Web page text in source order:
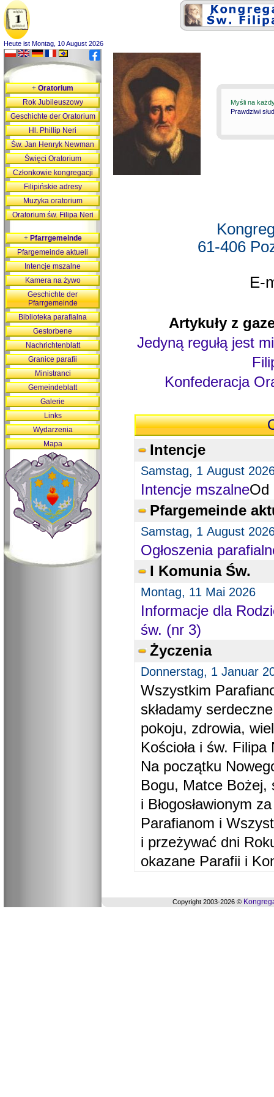
Heute ist Montag, 10 August 2026
Myśli na
Prawdziwi
61-406
E-
Artykuły z
Jedyną regułą jest
Konfederacja
Intencje
Samstag, 1 August
Intencje mszalneOd
Pfargemeinde
Samstag, 1 August
Ogłoszenia
I Komunia Św.
Montag, 11 Mai 2026
Informacje dla
św. (nr 3)
Życzenia
Donnerstag, 1 Januar
Wszystkim
składamy
pokoju, zdrowia,
Kościoła i św. Filipa
Na początku
Bogu, Matce Bożej,
i Błogosławionym
Parafianom i
i przeżywać dni
okazane Parafii i
+Oratorium
Rok Jubileuszowy
Geschichte der Oratorium
Hl. Phillip Neri
Św. Jan Henryk Newman
Święci Oratorium
Członkowie kongregacji
Filipińskie adresy
Muzyka oratorium
Oratorium św. Filipa Neri
+Pfarrgemeinde
Pfargemeinde aktuell
Intencje mszalne
Kamera na żywo
Geschichte der
Pfarrgemeinde
Biblioteka parafialna
Gestorbene
Nachrichtenblatt
Granice parafii
Ministranci
Gemeindeblatt
Galerie
Links
Wydarzenia
Mapa
Copyright 2003-2026 ©